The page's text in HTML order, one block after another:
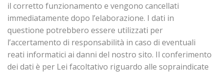
il corretto funzionamento e vengono cancellati
immediatamente dopo l’elaborazione. I dati in
questione potrebbero essere utilizzati per
l’accertamento di responsabilità in caso di eventuali
reati informatici ai danni del nostro sito. Il conferimento
dei dati è per Lei facoltativo riguardo alle sopraindicate